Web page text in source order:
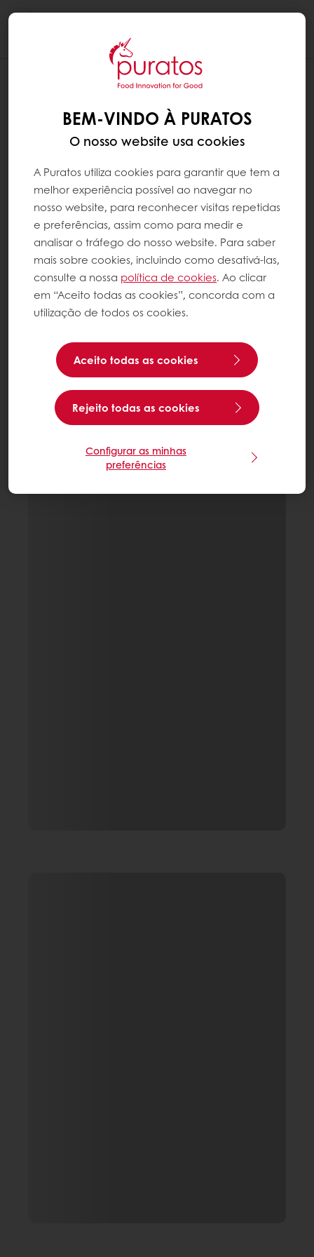
BEM-VINDO À PURATOS
O nosso website usa cookies
A Puratos utiliza cookies para garantir que tem a
melhor experiência possível ao navegar no
nosso website, para reconhecer visitas repetidas
e preferências, assim como para medir e
analisar o tráfego do nosso website. Para saber
mais sobre cookies, incluindo como desativá-las,
consulte a nossa política de cookies. Ao clicar
em “Aceito todas as cookies”, concorda com a
utilização de todos os cookies.
Aceito todas as cookies
Rejeito todas as cookies
Configurar as minhas
preferências